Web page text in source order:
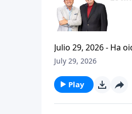
Julio 29, 2026 - Ha
que se refiere la
capitulo de 2
AFLIGIDO.
July 29, 2026
Play